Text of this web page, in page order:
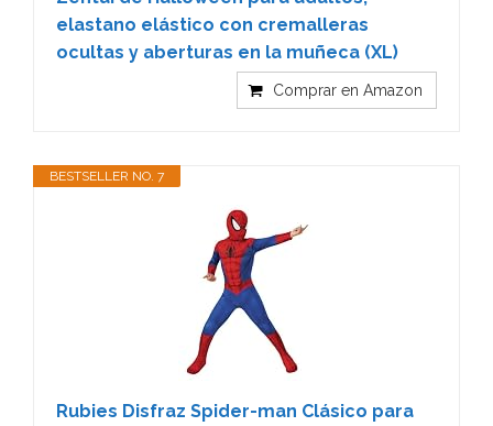
elastano elástico con cremalleras
ocultas y aberturas en la muñeca (XL)
Comprar en Amazon
BESTSELLER NO. 7
Rubies Disfraz Spider-man Clásico para